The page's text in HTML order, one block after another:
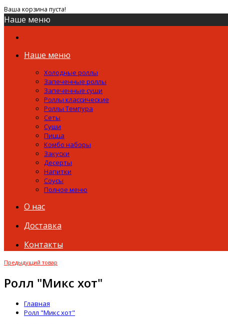
Ваша корзина пуста!
Наше меню
Наше меню
Холодные роллы
Запеченные роллы
Запеченные суши
Роллы классические
Роллы Темпура
Сеты
Суши
Пицца
Комбо наборы
Закуски
Десерты
Напитки
Соусы
Полное меню
О нас
Доставка
Контакты
Предыдущий товар
Ролл "Микс хот"
Главная
Ролл "Микс хот"